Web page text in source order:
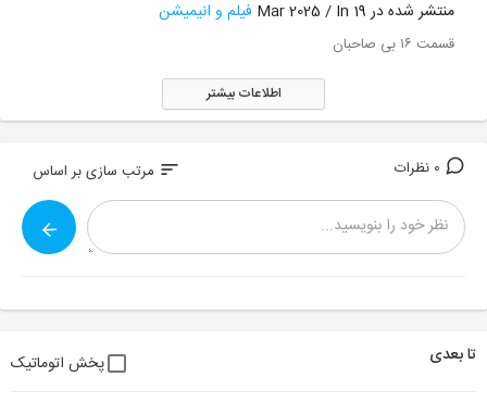
منتشر شده در 19 Mar 2025 / In فیلم و انیمیشن
قسمت ۱۶ بی صاحبان
اطلاعات بیشتر
sort مرتب سازی بر اساس
تا بعدی پخش اتوماتیک